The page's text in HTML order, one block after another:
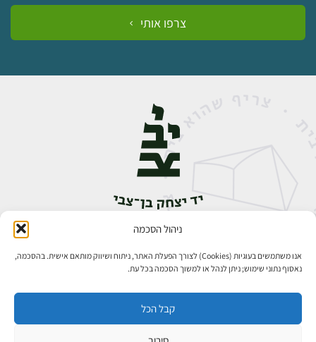
ניהול הסכמה
אנו משתמשים בעוגיות (Cookies) לצורך הפעלת האתר, ניתוח ושיווק מותאם אישית. בהסכמה,
נאסוף נתוני שימוש; ניתן לנהל או למשוך הסכמה בכל עת.
קבל הכל
צרפו אותי
אבן גבירול 14, רחביה, ירושלים